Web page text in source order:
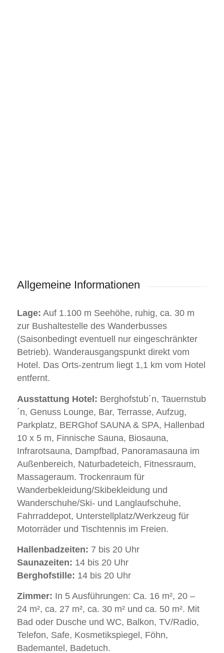
Allgemeine Informationen
Lage: Auf 1.100 m Seehöhe, ruhig, ca. 30 m
zur Bushaltestelle des Wanderbusses
(Saisonbedingt eventuell nur eingeschränkter
Betrieb). Wanderausgangspunkt direkt vom
Hotel. Das Orts-zentrum liegt 1,1 km vom Hotel
entfernt.
Ausstattung Hotel: Berghofstub´n, Tauernstub
´n, Genuss Lounge, Bar, Terrasse, Aufzug,
Parkplatz, BERGhof SAUNA & SPA, Hallenbad
10 x 5 m, Finnische Sauna, Biosauna,
Infrarotsauna, Dampfbad, Panoramasauna im
Außenbereich, Naturbadeteich, Fitnessraum,
Massageraum. Trockenraum für
Wanderbekleidung/Skibekleidung und
Wanderschuhe/Ski- und Langlaufschuhe,
Fahrraddepot, Unterstellplatz/Werkzeug für
Motorräder und Tischtennis im Freien.
Hallenbadzeiten: 7 bis 20 Uhr
Saunazeiten: 14 bis 20 Uhr
Berghofstille: 14 bis 20 Uhr
Zimmer: In 5 Ausführungen: Ca. 16 m², 20 –
24 m², ca. 27 m², ca. 30 m² und ca. 50 m². Mit
Bad oder Dusche und WC, Balkon, TV/Radio,
Telefon, Safe, Kosmetikspiegel, Föhn,
Bademantel, Badetuch.